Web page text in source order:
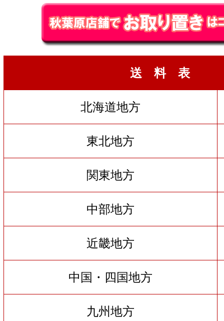
送 料 表
北海道地方
東北地方
関東地方
中部地方
近畿地方
中国・四国地方
九州地方